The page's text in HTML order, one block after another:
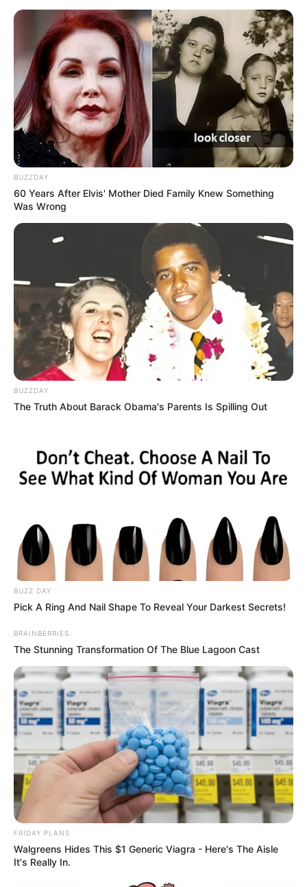
BUZZDAY
60 Years After Elvis' Mother Died Family Knew Something
Was Wrong
BUZZDAY
The Truth About Barack Obama's Parents Is Spilling Out
BUZZ DAY
Pick A Ring And Nail Shape To Reveal Your Darkest Secrets!
BRAINBERRIES
The Stunning Transformation Of The Blue Lagoon Cast
FRIDAY PLANS
Walgreens Hides This $1 Generic Viagra - Here's The Aisle
It's Really In.